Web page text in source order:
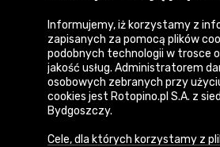
Copyright © 2026
Polityka prywatności i zasady
serwisu
Informujemy, iż korzystamy z
zapisanych za pomocą plików
podobnych technologii w trosce
jakość usług. Administratorem
osobowych zebranych przy
cookies jest Rotopino.pl S.A. z
Bydgoszczy.
Cele, dla których korzystamy z